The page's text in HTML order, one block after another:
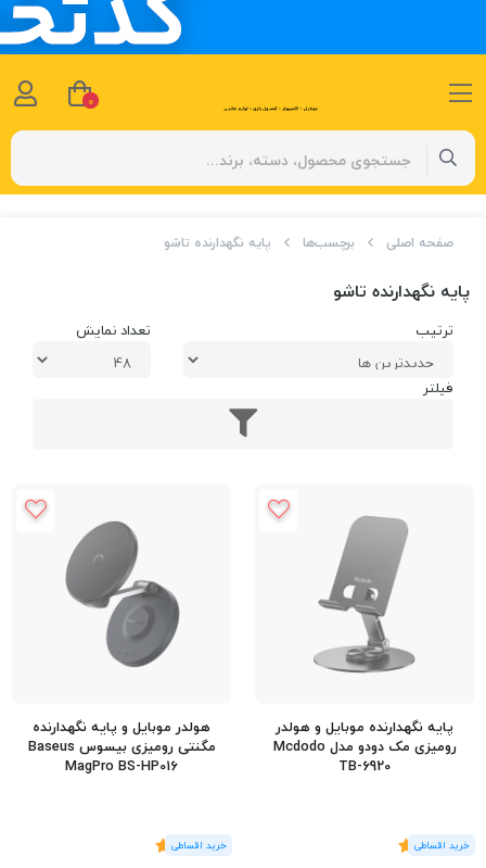
صفحه اصلی برچسب‌ها پایه نگهدارنده تاشو
پایه نگهدارنده تاشو
ترتیب تعداد نمایش
فیلتر
پایه نگهدارنده موبایل و هولدر
رومیزی مک دودو مدل Mcdodo
TB-6920
(1رای)
5
هولدر موبایل و پایه نگهدارنده
مگنتی رومیزی بیسوس Baseus
MagPro BS-HP016
(1رای)
5
0